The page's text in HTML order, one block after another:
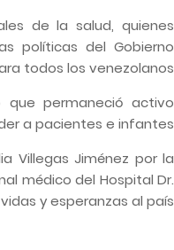
de la salud, quienes
políticas del Gobierno
todos los venezolanos.
que permaneció activo
a pacientes e infantes.
Villegas Jiménez por la
médico del Hospital Dr.
y esperanzas al país.